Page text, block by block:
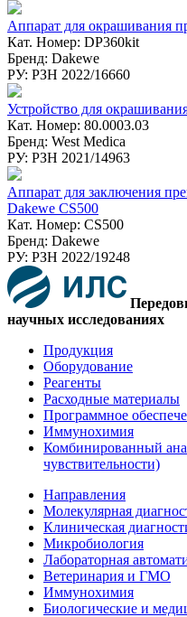
Аппарат для окрашивания
Кат. Номер: DP360kit
Бренд: Dakewe
РУ: РЗН 2022/16660
Устройство для
Кат. Номер: 80.0003.03
Бренд: West Medica
РУ: РЗН 2021/14963
Аппарат для заключения
Dakewe CS500
Кат. Номер: CS500
Бренд: Dakewe
РУ: РЗН 2022/19248
научных исследованиях
Продукция
Оборудование
Реагенты
Расходные материалы
Программное
Иммунохимия
Комбинированный
чувствительности)
Направления
Молекулярная
Клиническая
Микробиология
Лабораторная
Ветеринария и ГМО
Иммунохимия
Биологические и